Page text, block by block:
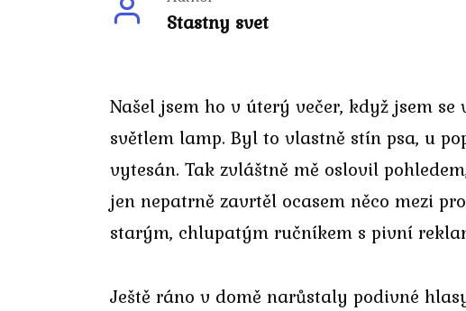
Stastny svet
Našel jsem ho v úterý večer, když jsem
světlem lamp. Byl to vlastně stín psa, u
vytesán. Tak zvláštně mě oslovil
jen nepatrně zavrtěl ocasem něco mezi
starým, chlupatým ručníkem s pivní
Ještě ráno v domě narůstaly podivné